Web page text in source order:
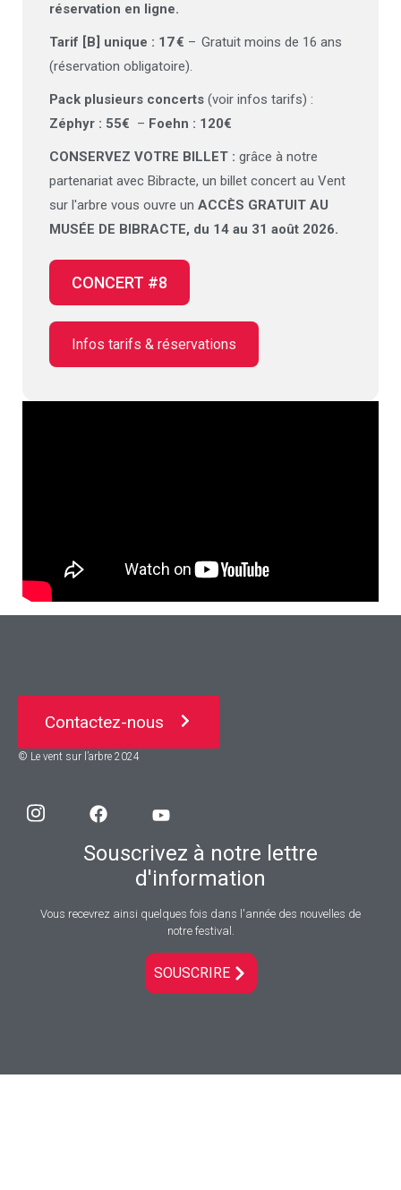
réservation en ligne.
Tarif [B] unique : 17 € – Gratuit moins de 16 ans
(réservation obligatoire).
Pack plusieurs concerts (voir infos tarifs) :
Zéphyr : 55€ – Foehn : 120€
CONSERVEZ VOTRE BILLET : grâce à notre
partenariat avec Bibracte, un billet concert au Vent
sur l'arbre vous ouvre un ACCÈS GRATUIT AU
MUSÉE DE BIBRACTE, du 14 au 31 août 2026.
CONCERT #8
Infos tarifs & réservations
Contactez-nous
© Le vent sur l’arbre 2024
Souscrivez à notre lettre
d'information
Vous recevrez ainsi quelques fois dans l'année des nouvelles de
notre festival.
SOUSCRIRE